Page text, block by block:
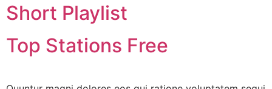
Short Playlist
Top Stations Free